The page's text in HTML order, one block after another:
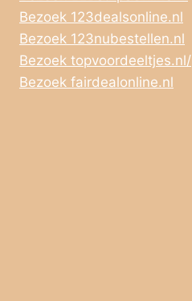
Bezoek 123dealsonline.nl
Bezoek 123nubestellen.nl
Bezoek topvoordeeltjes.nl/
Bezoek fairdealonline.nl